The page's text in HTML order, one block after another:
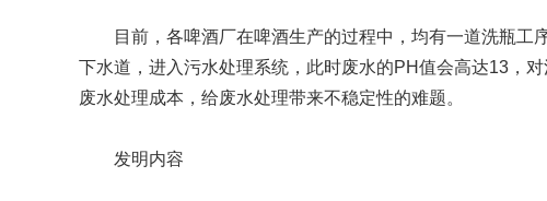
Moment-3/F3极智
版实验室洗瓶机
Moment-3/F3经典
版实验室洗瓶机
室
G系列
GMP-400清洗机 GMP-600清洗机 GMP-
LA-A1饮水瓶清洗
机
LA-B1动物笼盒清
洗机
DNA器具专用清洗
消毒机Glory-A/FA
DNA器具专用清洗
消毒机Moment-
A/FA
SQ1000自动化清洗
工作站
目前，各啤酒厂在啤酒生产的过程中，均有一道洗瓶工
下水道，进入污水处理系统，此时废水的PH值会高达13，
废水处理成本，给废水处理带来不稳定性的难题。
发明内容